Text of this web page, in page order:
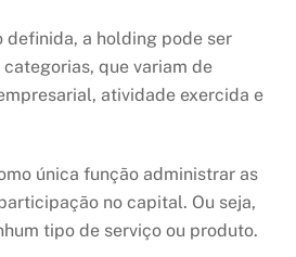
definida, a holding pode ser
que variam de
atividade exercida e
única função administrar as
no capital. Ou seja,
tipo de serviço ou produto.